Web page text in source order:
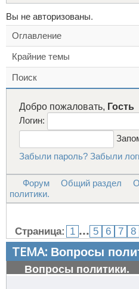
Вы не авторизованы.
Оглавление
Крайние темы
Поиск
Добро пожаловать, Гость
Логин:
Забыли пароль? Забыли
Форум Общий раздел
политики.
Страница: 1 ... 5 6 7 8
ТЕМА: Вопросы
Вопросы политики.